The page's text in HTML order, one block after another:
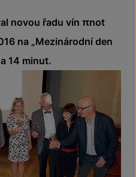
novou řadu vín πnot
na „Mezinárodní den
14 minut.